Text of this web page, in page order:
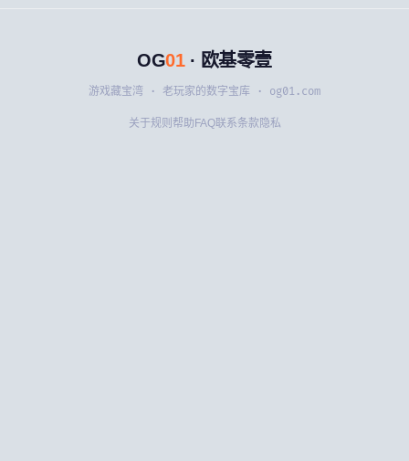
OG01· 欧基零壹
游戏藏宝湾 · 老玩家的数字宝库 · og01.com
关于规则 帮助 FAQ联系条款 隐私